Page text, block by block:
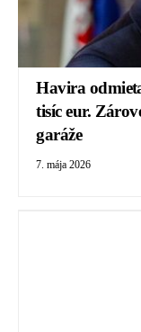
Havira
tisíc eur.
garáže
7. mája 2026